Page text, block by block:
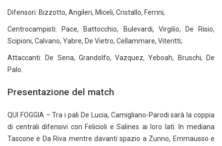
Difensori: Bizzotto, Angileri, Miceli, Cristallo, Ferrini;
Centrocampisti: Pace, Battocchio, Bulevardi, Virgilio, De Risio,
Scipioni, Calvano, Yabre, De Vietro, Cellammare, Viteritti;
Attaccanti: De Sena, Grandolfo, Vazquez, Yeboah, Bruschi, De
Palo.
Presentazione del match
QUI FOGGIA – Tra i pali De Lucia, Camigliano-Parodi sarà la coppia
di centrali difensivi con Felicioli e Salines ai loro lati. In mediana
Tascone e Da Riva mentre davanti spazio a Zunno, Emmausso e